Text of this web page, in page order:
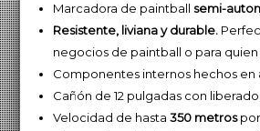
Marcadora de paintball semi-
Resistente, liviana y durable.
negocios de paintball o para
Componentes internos hechos en
Cañón de 12 pulgadas con
Velocidad de hasta350 metros